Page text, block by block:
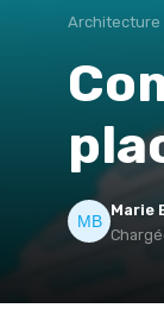
Architecture
Marie